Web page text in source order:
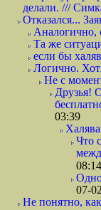
делали. ///
Отказался...
Аналогично,
Та же
если бы
Логично.
Не с
Друзья!
03:39
Что
08:14
07-
Не понятно,